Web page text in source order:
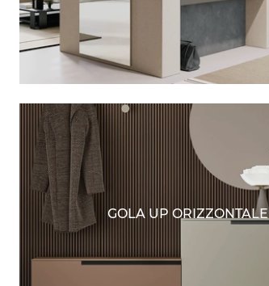
GOLA UP ORIZZONTALE